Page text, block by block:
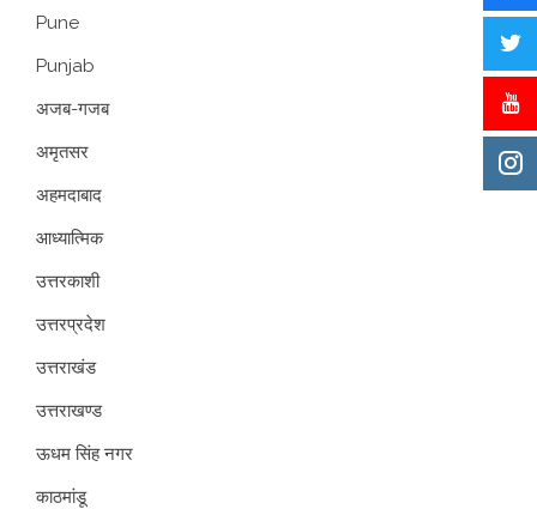
Pune
Punjab
अजब-गजब
अमृतसर
अहमदाबाद
आध्यात्मिक
उत्तरकाशी
उत्तरप्रदेश
उत्तराखंड
उत्तराखण्ड
ऊधम सिंह नगर
काठमांडू